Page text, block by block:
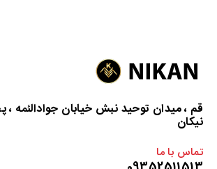
(نسخه
دارای نویز
اصلی با
18 ماه
گارانتی
قم ، میدان توحید نبش خیابان جوادالئمه
نیکان
تماس با ما